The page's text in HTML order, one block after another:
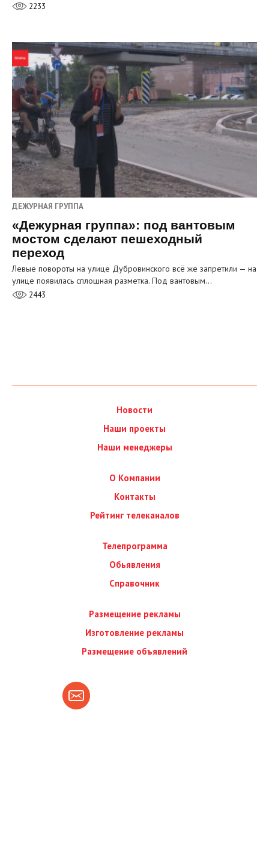
2233
ДЕЖУРНАЯ ГРУППА
«Дежурная группа»: под вантовым
мостом сделают пешеходный
переход
Левые повороты на улице Дубровинского всё же запретили — на
улице появилась сплошная разметка. Под вантовым…
2443
Новости
Наши проекты
Наши менеджеры
О Компании
Контакты
Рейтинг телеканалов
Телепрограмма
Обьявления
Справочник
Размещение рекламы
Изготовление рекламы
Размещение объявлений